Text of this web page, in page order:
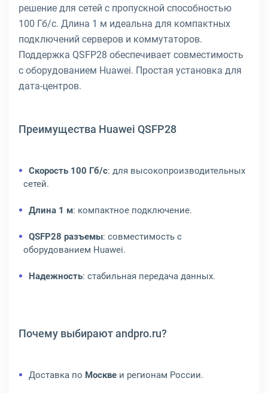
решение для сетей с пропускной способностью
100 Гб/с. Длина 1 м идеальна для компактных
подключений серверов и коммутаторов.
Поддержка QSFP28 обеспечивает совместимость
с оборудованием Huawei. Простая установка для
дата-центров.
Преимущества Huawei QSFP28
Скорость 100 Гб/с: для высокопроизводительных
сетей.
Длина 1 м: компактное подключение.
QSFP28 разъемы: совместимость с
оборудованием Huawei.
Надежность: стабильная передача данных.
Почему выбирают andpro.ru?
Доставка по Москве и регионам России.